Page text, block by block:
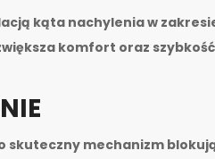
kąta nachylenia w
komfort oraz
skuteczny mechanizm